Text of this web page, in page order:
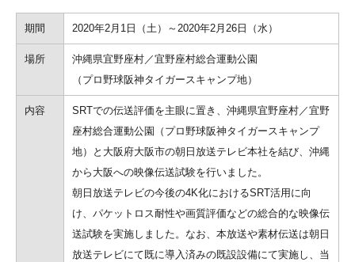
期間 2020年2月1日（土）～2020年2月26日（水）
場所
沖縄県宜野座村／宜野座村総合運動公園
（プロ野球阪神タイガースキャンプ地）
内容
SRTでの伝送評価を主眼に置き、沖縄県宜野座村／宜野
座村総合運動公園（プロ野球阪神タイガースキャンプ
地）と大阪府大阪市の朝日放送テレビ本社を結び、沖縄
から大阪への映像伝送試験を行いました。
朝日放送テレビの今後の4K化におけるSRT活用に向
け、パケットロス耐性や画質評価などの総合的な映像伝
送試験を実施しました。なお、本放送や素材伝送は朝日
放送テレビにて既に導入済みの既設設備にて実施し、当